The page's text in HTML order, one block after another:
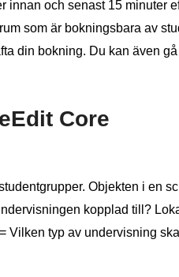
innan och senast 15 minuter
som är bokningsbara av
din bokning. Du kan även
Core
Objekten i en
kopplad till?
Vilken typ av undervisning